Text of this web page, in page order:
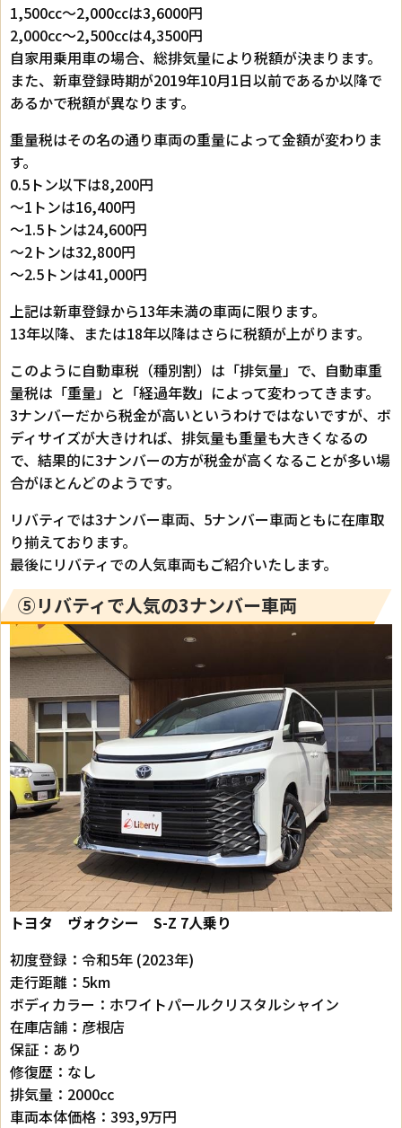
1,500㏄～2,000㏄は3,6000円
2,000㏄～2,500㏄は4,3500円
自家用乗用車の場合、総排気量により税額が決まります。
また、新車登録時期が2019年10月1日以前であるか以降で
あるかで税額が異なります。
重量税はその名の通り車両の重量によって金額が変わりま
す。
0.5トン以下は8,200円
～1トンは16,400円
～1.5トンは24,600円
～2トンは32,800円
～2.5トンは41,000円
上記は新車登録から13年未満の車両に限ります。
13年以降、または18年以降はさらに税額が上がります。
このように自動車税（種別割）は「排気量」で、自動車重
量税は「重量」と「経過年数」によって変わってきます。
3ナンバーだから税金が高いというわけではないですが、ボ
ディサイズが大きければ、排気量も重量も大きくなるの
で、結果的に3ナンバーの方が税金が高くなることが多い場
合がほとんどのようです。
リバティでは3ナンバー車両、5ナンバー車両ともに在庫取
り揃えております。
最後にリバティでの人気車両もご紹介いたします。
⑤リバティで人気の3ナンバー車両
トヨタ ヴォクシー S-Z 7人乗り
初度登録：令和5年 (2023年)
走行距離：5km
ボディカラー：ホワイトパールクリスタルシャイン
在庫店舗：彦根店
保証：あり
修復歴：なし
排気量：2000cc
車両本体価格：393,9万円